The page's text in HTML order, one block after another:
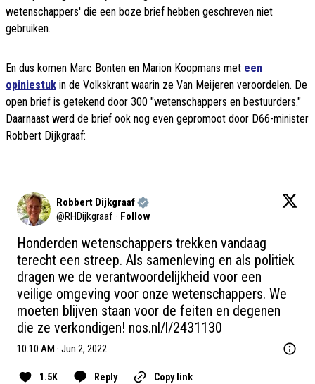
wetenschappers' die een boze brief hebben geschreven niet
gebruiken.
En dus komen Marc Bonten en Marion Koopmans met een
opiniestuk in de Volkskrant waarin ze Van Meijeren veroordelen. De
open brief is getekend door 300 "wetenschappers en bestuurders."
Daarnaast werd de brief ook nog even gepromoot door D66-minister
Robbert Dijkgraaf:
Robbert Dijkgraaf
@RHDijkgraaf · Follow
Honderden wetenschappers trekken vandaag
terecht een streep. Als samenleving en als politiek
dragen we de verantwoordelijkheid voor een
veilige omgeving voor onze wetenschappers. We
moeten blijven staan voor de feiten en degenen
die ze verkondigen! nos.nl/l/2431130
10:10 AM · Jun 2, 2022
1.5K Reply Copy link